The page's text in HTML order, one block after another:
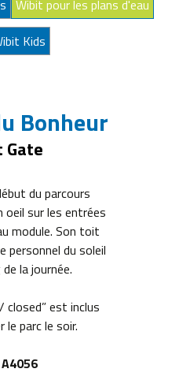
Wibit pour les plans d'eau
Kids
Bonheur
du parcours
oeil sur les entrées
module. Son toit
personnel du soleil
la journée.
closed” est inclus
parc le soir.